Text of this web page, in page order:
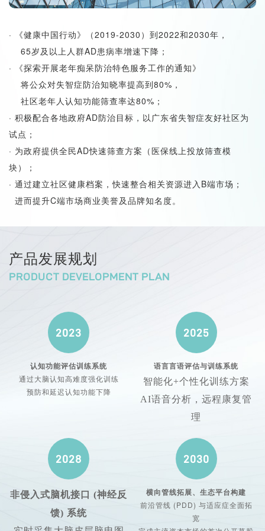
· 《健康中国行动》（2019-2030）到2022和2030年，
65岁及以上人群AD患病率增速下降；
· 《探索开展老年痴呆防治特色服务工作的通知》
将公众对失智症防治知晓率提高到80%，
社区老年人认知功能筛查率达80%；
· 积极配合各地政府AD防治目标，以广东省失智症友好社区为
试点；
· 为政府提供全民AD快速筛查方案（医保线上投放筛查模
块）；
· 通过建立社区健康档案，快速整合相关资源进入B端市场；
进而提升C端市场商业美誉及品牌知名度。
产品发展规划
PRODUCT DEVELOPMENT PLAN
2023
认知功能评估训练系统
通过大脑认知高难度强化训练
预防和延迟认知功能下降
2025
语言言语评估与训练系统
智能化+个性化训练方案
AI语音分析，远程康复管
理
2028
非侵入式脑机接口 (神经反
馈) 系统
2030
横向管线拓展、生态平台构建
前沿管线 (PDD) 与适应症全面拓
宽